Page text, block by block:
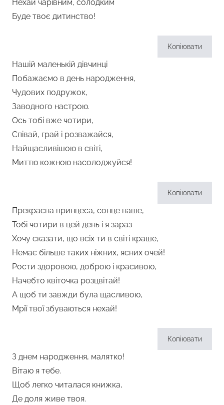
Нехай чарівним, солодким
Буде твоє дитинство!
Копіювати
Нашій маленькій дівчинці
Побажаємо в день народження,
Чудових подружок,
Заводного настрою.
Ось тобі вже чотири,
Співай, грай і розважайся,
Найщасливішою в світі,
Миттю кожною насолоджуйся!
Копіювати
Прекрасна принцеса, сонце наше,
Тобі чотири в цей день і я зараз
Хочу сказати, що всіх ти в світі краше,
Немає більше таких ніжних, ясних очей!
Рости здоровою, доброю і красивою,
Начебто квіточка розцвітай!
А щоб ти завжди була щасливою,
Мрії твої збуваються нехай!
Копіювати
З днем народження, малятко!
Вітаю я тебе.
Щоб легко читалася книжка,
Де доля живе твоя.